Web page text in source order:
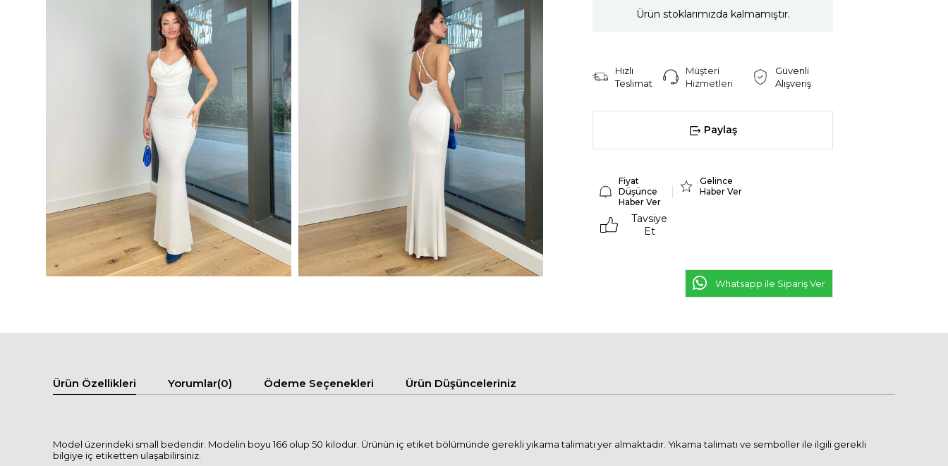
Ürün stoklarımızda kalmamıştır.
Hızlı
Teslimat
Müşteri
Hizmetleri
Güvenli
Alışveriş
Paylaş
Fiyat
Düşünce
Haber Ver
Gelince
Haber Ver
Tavsiye
Et
Whatsapp ile Sipariş Ver
Ürün Özellikleri Yorumlar(0) Ödeme Seçenekleri Ürün Düşünceleriniz
Model üzerindeki small bedendir. Modelin boyu 166 olup 50 kilodur. Ürünün iç etiket bölümünde gerekli yıkama talimatı yer almaktadır. Yıkama talimatı ve semboller ile ilgili gerekli
bilgiye iç etiketten ulaşabilirsiniz.